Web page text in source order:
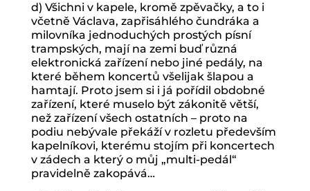
d) Všichni v kapele, kromě zpěvačky, a to i
včetně Václava, zapřisáhlého čundráka a
milovníka jednoduchých prostých písní
trampských, mají na zemi buď různá
elektronická zařízení nebo jiné pedály, na
které během koncertů všelijak šlapou a
hamtají. Proto jsem si i já pořídil obdobné
zařízení, které muselo být zákonitě větší,
než zařízení všech ostatních – proto na
podiu nebývale překáží v rozletu především
kapelníkovi, kterému stojím při koncertech
v zádech a který o můj „multi-pedál“
pravidelně zakopává…